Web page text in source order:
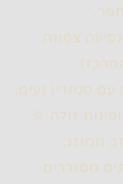
חפר.
נסיעה צפונה
סטודיו נעים,
זולה 🌞
ממוזג,
מסודרים